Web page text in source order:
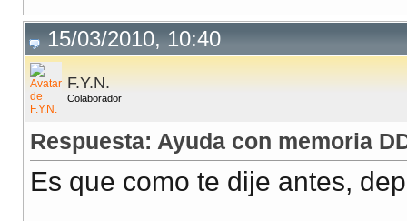
15/03/2010, 10:40
F.Y.N.
Colaborador
Respuesta: Ayuda con memoria
Es que como te dije antes,